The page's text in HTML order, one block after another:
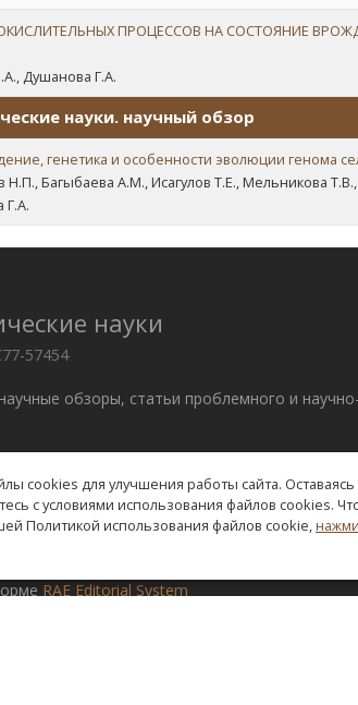
ПРОЦЕССОВ НА СОСТОЯНИЕ
Душанова Г.А.
науки. научный обзор
генетика и особенности эволюции генома
Багыбаева А.М., Исагулов Т.Е., Мельникова
Г.А.
науки
57454
обзоры, статьи проблемного и
RAE Editorial System
cookies для улучшения работы сайта.
с условиями использования файлов cookies.
Политикой использования файлов cookie,